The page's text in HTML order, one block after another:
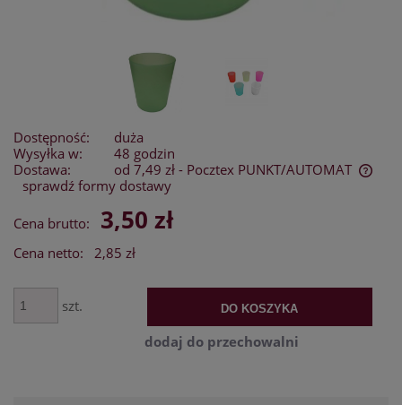
Dostępność:
duża
Wysyłka w:
48 godzin
Dostawa:
od 7,49 zł - Pocztex PUNKT/AUTOMAT
Cena nie zawiera ewentualnych kosztów płatności
sprawdź formy dostawy
Cena brutto: 3,50 zł
Cena netto: 2,85 zł
szt. DO KOSZYKA
dodaj do przechowalni